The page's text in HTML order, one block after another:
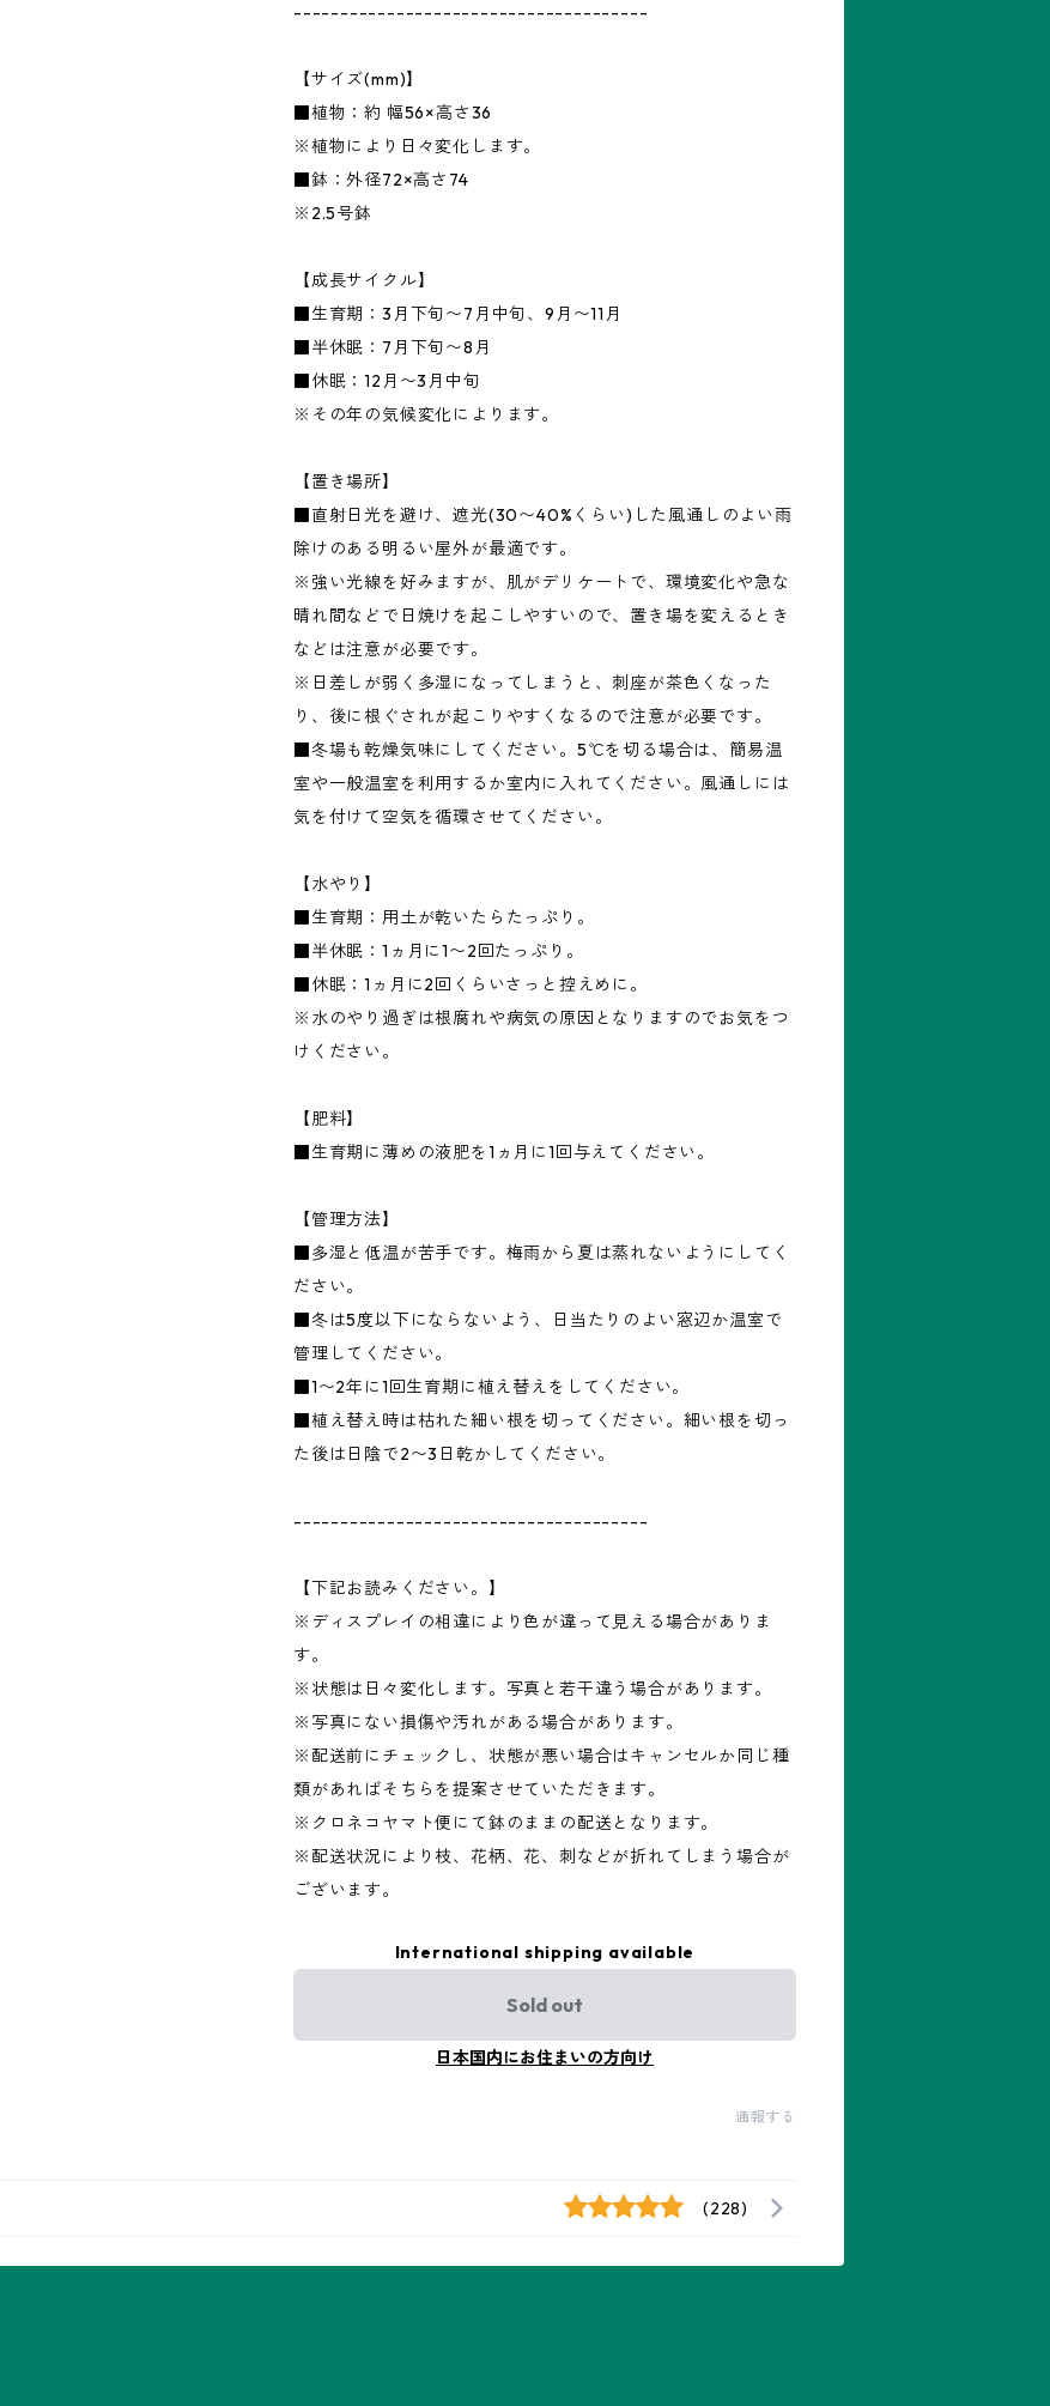
--------------------------------------
【サイズ(mm)】
■植物：約 幅56×高さ36
※植物により日々変化します。
■鉢：外径72×高さ74
※2.5号鉢
【成長サイクル】
■生育期：3月下旬〜7月中旬、9月〜11月
■半休眠：7月下旬〜8月
■休眠：12月〜3月中旬
※その年の気候変化によります。
【置き場所】
■直射日光を避け、遮光(30〜40%くらい)した風通しのよい雨
除けのある明るい屋外が最適です。
※強い光線を好みますが、肌がデリケートで、環境変化や急な
晴れ間などで日焼けを起こしやすいので、置き場を変えるとき
などは注意が必要です。
※日差しが弱く多湿になってしまうと、刺座が茶色くなった
り、後に根ぐされが起こりやすくなるので注意が必要です。
■冬場も乾燥気味にしてください。5℃を切る場合は、簡易温
室や一般温室を利用するか室内に入れてください。風通しには
気を付けて空気を循環させてください。
【水やり】
■生育期：用土が乾いたらたっぷり。
■半休眠：1ヵ月に1〜2回たっぷり。
■休眠：1ヵ月に2回くらいさっと控えめに。
※水のやり過ぎは根腐れや病気の原因となりますのでお気をつ
けください。
【肥料】
■生育期に薄めの液肥を1ヵ月に1回与えてください。
【管理方法】
■多湿と低温が苦手です。梅雨から夏は蒸れないようにしてく
ださい。
■冬は5度以下にならないよう、日当たりのよい窓辺か温室で
管理してください。
■1〜2年に1回生育期に植え替えをしてください。
■植え替え時は枯れた細い根を切ってください。細い根を切っ
た後は日陰で2〜3日乾かしてください。
--------------------------------------
【下記お読みください。】
※ディスプレイの相違により色が違って見える場合がありま
す。
※状態は日々変化します。写真と若干違う場合があります。
※写真にない損傷や汚れがある場合があります。
※配送前にチェックし、状態が悪い場合はキャンセルか同じ種
類があればそちらを提案させていただきます。
※クロネコヤマト便にて鉢のままの配送となります。
※配送状況により枝、花柄、花、刺などが折れてしまう場合が
ございます。
International shipping available
Sold out
日本国内にお住まいの方向け
通報する
(228)